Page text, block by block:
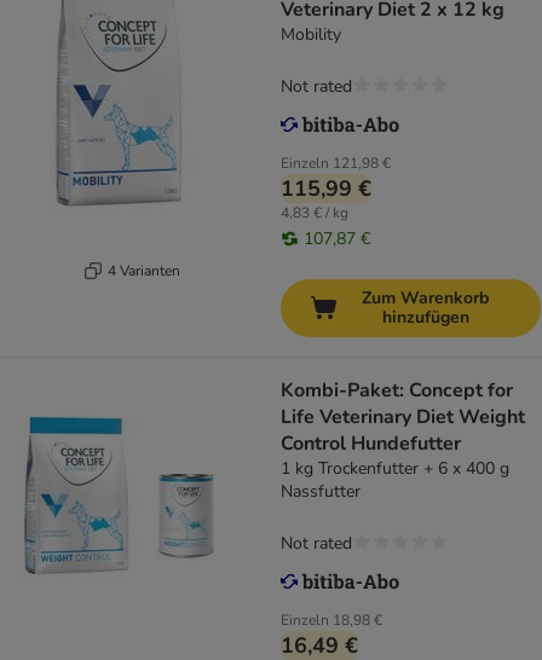
4 Varianten
Veterinary Diet 2 x 12 kg
Mobility
Einzeln 121,98 €
115,99 €
4,83 € / kg
107,87 €
Not rated
Zum Warenkorb
hinzufügen
Kombi-Paket: Concept for
Life Veterinary Diet Weight
Control Hundefutter
1 kg Trockenfutter + 6 x 400 g
Nassfutter
Einzeln 18,98 €
16,49 €
Not rated